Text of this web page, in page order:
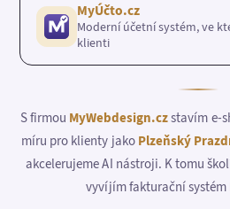
MyÚčto.cz
Moderní účetní systém, ve
klienti
S firmou MyWebdesign.czstavím e-
míru pro klienty jako Plzeňský
akcelerujeme AI nástroji. K tomu
vyvíjím fakturační systém